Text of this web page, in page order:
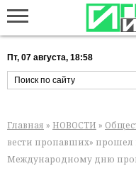
Пт, 07 августа, 18:58
Главная » НОВОСТИ »
вести пропавших»
Международному дню